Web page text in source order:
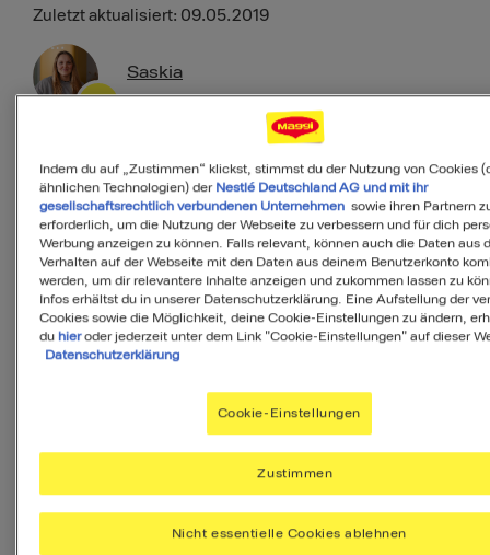
Zuletzt aktualisiert: 09.05.2019
Saskia
Maggi Kochstudio Expertin
Als Favorit speichern
PDF
Portionen
Gemüsezwiebel
Indem du auf „Zustimmen“ klickst, stimmst du der Nutzung von Cookies
ähnlichen Technologien) der Nestlé Deutschland AG und mit ihr
gesellschaftsrechtlich verbundenen Unternehmensowie ihren Partnern
erforderlich, um die Nutzung der Webseite zu verbessern und für dich
Werbung anzeigen zu können. Falls relevant, können auch die Daten aus
Verhalten auf der Webseite mit den Daten aus deinem Benutzerkonto
werden, um dir relevantere Inhalte anzeigen und zukommen lassen zu
Infos erhältst du in unserer Datenschutzerklärung. Eine Aufstellung der
Cookies sowie die Möglichkeit, deine Cookie-Einstellungen zu ändern,
du hieroder jederzeit unter dem Link "Cookie-Einstellungen" auf dieser
Datenschutzerklärung
Cookie-Einstellungen
Nicht essentielle Cookies ablehnen
Zustimmen